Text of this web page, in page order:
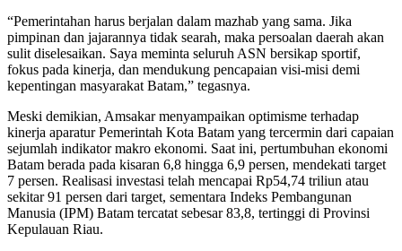
“Pemerintahan harus berjalan dalam mazhab yang sama. Jika
pimpinan dan jajarannya tidak searah, maka persoalan daerah akan
sulit diselesaikan. Saya meminta seluruh ASN bersikap sportif,
fokus pada kinerja, dan mendukung pencapaian visi-misi demi
kepentingan masyarakat Batam,” tegasnya.
Meski demikian, Amsakar menyampaikan optimisme terhadap
kinerja aparatur Pemerintah Kota Batam yang tercermin dari capaian
sejumlah indikator makro ekonomi. Saat ini, pertumbuhan ekonomi
Batam berada pada kisaran 6,8 hingga 6,9 persen, mendekati target
7 persen. Realisasi investasi telah mencapai Rp54,74 triliun atau
sekitar 91 persen dari target, sementara Indeks Pembangunan
Manusia (IPM) Batam tercatat sebesar 83,8, tertinggi di Provinsi
Kepulauan Riau.